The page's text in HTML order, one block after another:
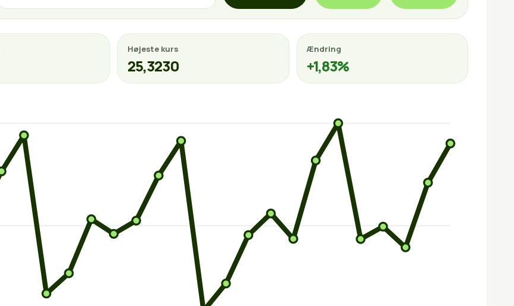
Højeste kurs
25,3230
Ændring
+1,83%